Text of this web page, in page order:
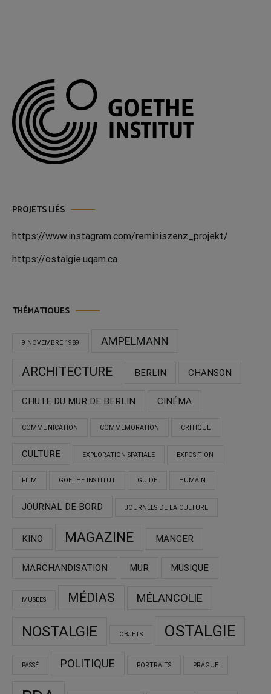
PROJETS LIÉS
https://www.instagram.com/reminiszenz_projekt/
https://ostalgie.uqam.ca
THÉMATIQUES
9 NOVEMBRE 1989 AMPELMANN
ARCHITECTURE BERLIN CHANSON
CHUTE DU MUR DE BERLIN CINÉMA
COMMUNICATION COMMÉMORATION CRITIQUE
CULTURE EXPLORATION SPATIALE EXPOSITION
FILM GOETHE INSTITUT GUIDE HUMAIN
JOURNAL DE BORD JOURNÉES DE LA CULTURE
KINO MAGAZINE MANGER
MARCHANDISATION MUR MUSIQUE
MUSÉES MÉDIAS MÉLANCOLIE
NOSTALGIE OBJETS OSTALGIE
PASSÉ POLITIQUE PORTRAITS PRAGUE